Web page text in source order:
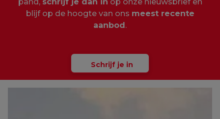
blijf op de hoogte van ons meest recente
aanbod.
Schrijf je in